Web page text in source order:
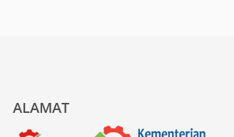
ALAMAT